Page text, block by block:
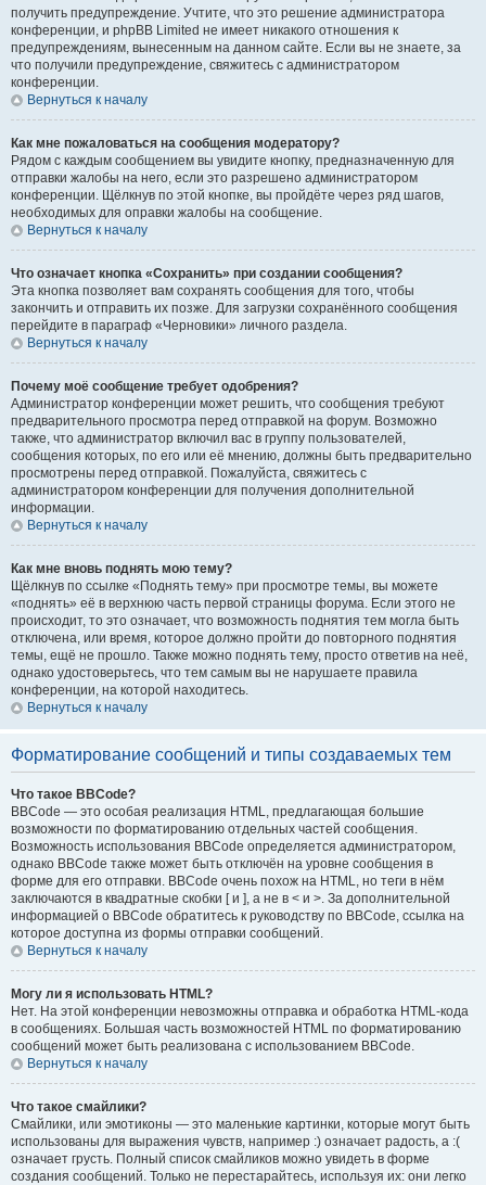
получить предупреждение. Учтите, что это решение администратора
конференции, и phpBB Limited не имеет никакого отношения к
предупреждениям, вынесенным на данном сайте. Если вы не знаете, за
что получили предупреждение, свяжитесь с администратором
конференции.
Вернуться к началу
Как мне пожаловаться на сообщения модератору?
Рядом с каждым сообщением вы увидите кнопку, предназначенную для
отправки жалобы на него, если это разрешено администратором
конференции. Щёлкнув по этой кнопке, вы пройдёте через ряд шагов,
необходимых для оправки жалобы на сообщение.
Вернуться к началу
Что означает кнопка «Сохранить» при создании сообщения?
Эта кнопка позволяет вам сохранять сообщения для того, чтобы
закончить и отправить их позже. Для загрузки сохранённого сообщения
перейдите в параграф «Черновики» личного раздела.
Вернуться к началу
Почему моё сообщение требует одобрения?
Администратор конференции может решить, что сообщения требуют
предварительного просмотра перед отправкой на форум. Возможно
также, что администратор включил вас в группу пользователей,
сообщения которых, по его или её мнению, должны быть предварительно
просмотрены перед отправкой. Пожалуйста, свяжитесь с
администратором конференции для получения дополнительной
информации.
Вернуться к началу
Как мне вновь поднять мою тему?
Щёлкнув по ссылке «Поднять тему» при просмотре темы, вы можете
«поднять» её в верхнюю часть первой страницы форума. Если этого не
происходит, то это означает, что возможность поднятия тем могла быть
отключена, или время, которое должно пройти до повторного поднятия
темы, ещё не прошло. Также можно поднять тему, просто ответив на неё,
однако удостоверьтесь, что тем самым вы не нарушаете правила
конференции, на которой находитесь.
Вернуться к началу
Форматирование сообщений и типы создаваемых тем
Что такое BBCode?
BBCode — это особая реализация HTML, предлагающая большие
возможности по форматированию отдельных частей сообщения.
Возможность использования BBCode определяется администратором,
однако BBCode также может быть отключён на уровне сообщения в
форме для его отправки. BBCode очень похож на HTML, но теги в нём
заключаются в квадратные скобки [ и ], а не в < и >. За дополнительной
информацией о BBCode обратитесь к руководству по BBCode, ссылка на
которое доступна из формы отправки сообщений.
Вернуться к началу
Могу ли я использовать HTML?
Нет. На этой конференции невозможны отправка и обработка HTML-кода
в сообщениях. Большая часть возможностей HTML по форматированию
сообщений может быть реализована с использованием BBCode.
Вернуться к началу
Что такое смайлики?
Смайлики, или эмотиконы — это маленькие картинки, которые могут быть
использованы для выражения чувств, например :) означает радость, а :(
означает грусть. Полный список смайликов можно увидеть в форме
создания сообщений. Только не перестарайтесь, используя их: они легко